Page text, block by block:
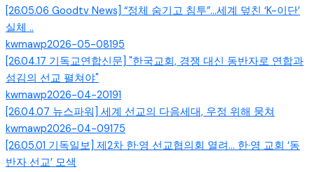
[26.05.06 Goodtv News] “정체 숨기고 침투”…세계 덮친 ‘K-이단’
실체 ..
kwmawp2026-05-08195
[26.04.17 기독교연합신문] "한국교회, 경쟁 대신 동반자로 연합과
섬김의 선교 펼쳐야"
kwmawp2026-04-20191
[26.04.07 뉴스파워] 세계 선교의 다음세대, 우정 위해 뭉쳐
kwmawp2026-04-09175
[26.05.01 기독일보] 제2차 한·영 선교협의회 열려… 한·영 교회 ‘동
반자 선교’ 모색